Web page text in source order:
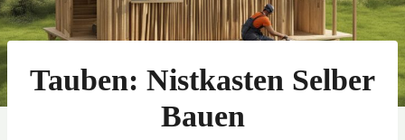
Tauben: Nistkasten Selber
Bauen